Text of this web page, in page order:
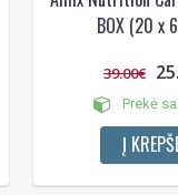
BOX (20 x
39.00€
Prekė
Į